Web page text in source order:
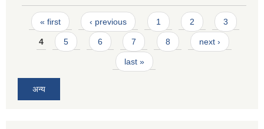
Pages
« first ‹ previous 1 2 3
4 5 6 7 8 next ›
last »
अन्य